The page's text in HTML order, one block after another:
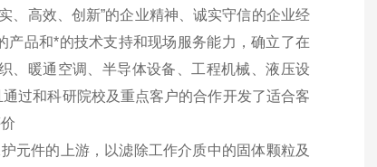
、高效、创新”的企业精神、诚实守信的企业经
品和*的技术支持和现场服务能力，确立了在
、暖通空调、半导体设备、工程机械、液压设
过和科研院校及重点客户的合作开发了适合客
元件的上游，以滤除工作介质中的固体颗粒及